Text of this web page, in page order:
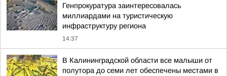
Генпрокуратура заинтересовалась
миллиардами на туристическую
инфраструктуру региона
14:37
В Калининградской области все малыши от
полутора до семи лет обеспечены местами в